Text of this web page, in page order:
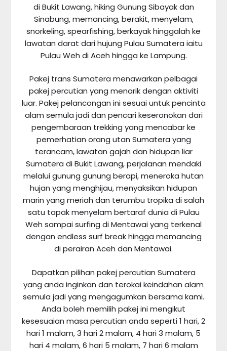
di Bukit Lawang, hiking Gunung Sibayak dan
Sinabung, memancing, berakit, menyelam,
snorkeling, spearfishing, berkayak hinggalah ke
lawatan darat dari hujung Pulau Sumatera iaitu
Pulau Weh di Aceh hingga ke Lampung.
Pakej trans Sumatera menawarkan pelbagai
pakej percutian yang menarik dengan aktiviti
luar. Pakej pelancongan ini sesuai untuk pencinta
alam semula jadi dan pencari keseronokan dari
pengembaraan trekking yang mencabar ke
pemerhatian orang utan Sumatera yang
terancam, lawatan gajah dan hidupan liar
Sumatera di Bukit Lawang, perjalanan mendaki
melalui gunung gunung berapi, meneroka hutan
hujan yang menghijau, menyaksikan hidupan
marin yang meriah dan terumbu tropika di salah
satu tapak menyelam bertaraf dunia di Pulau
Weh sampai surfing di Mentawai yang terkenal
dengan endless surf break hingga memancing
di perairan Aceh dan Mentawai.
Dapatkan pilihan pakej percutian Sumatera
yang anda inginkan dan terokai keindahan alam
semula jadi yang mengagumkan bersama kami.
Anda boleh memilih pakej ini mengikut
kesesuaian masa percutian anda seperti 1 hari, 2
hari 1 malam, 3 hari 2 malam, 4 hari 3 malam, 5
hari 4 malam, 6 hari 5 malam, 7 hari 6 malam